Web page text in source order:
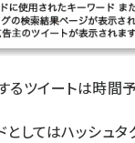
るツイートは時間
としてはハッシュ